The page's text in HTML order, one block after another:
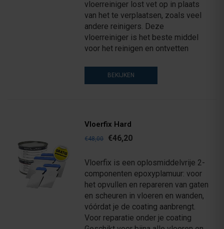
vloerreiniger lost vet op in plaats
van het te verplaatsen, zoals veel
andere reinigers. Deze
vloerreiniger is het beste middel
voor het reinigen en ontvetten
BEKIJKEN
Vloerfix Hard
€48,00 €46,20
Vloerfix is een oplosmiddelvrije 2-
componenten epoxyplamuur: voor
het opvullen en repareren van gaten
en scheuren in vloeren en wanden,
vóórdat je de coating aanbrengt.
Voor reparatie onder je coating